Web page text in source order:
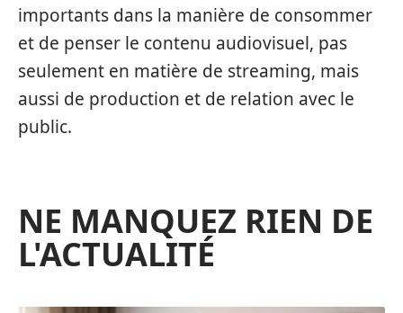
importants dans la manière de consommer
et de penser le contenu audiovisuel, pas
seulement en matière de streaming, mais
aussi de production et de relation avec le
public.
NE MANQUEZ RIEN DE
L'ACTUALITÉ